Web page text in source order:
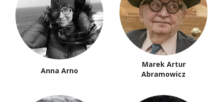
Anna Arno
Marek Artur
Abramowicz